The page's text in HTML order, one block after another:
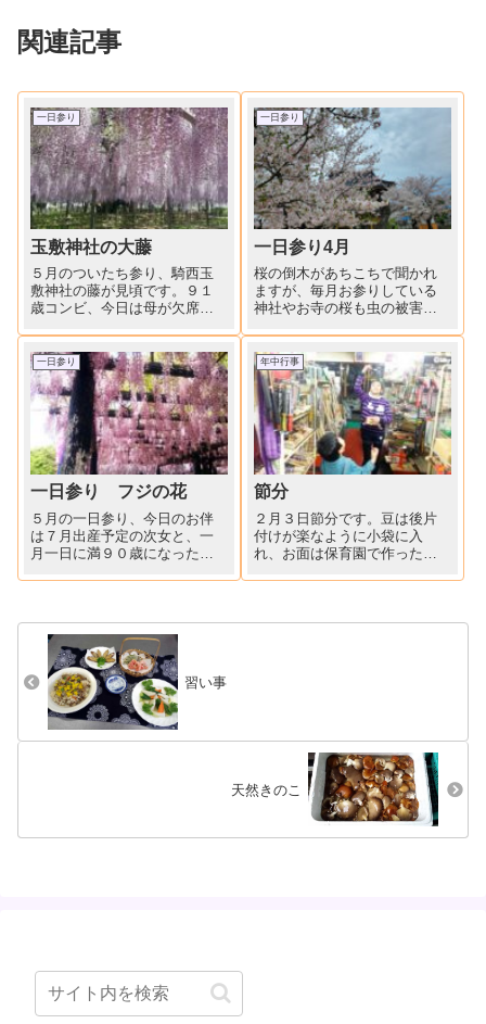
関連記事
一日参り
玉敷神社の大藤
５月のついたち参り、騎西玉
敷神社の藤が見頃です。９１
歳コンビ、今日は母が欠席で
がたや、ありがたや」真っ青
な青空に藤の紫が映えます。
「玉敷神社の大藤」樹齢４０
０年、花房は一メートル余り
にも達...
一日参り
一日参り4月
桜の倒木があちこちで聞かれ
ますが、毎月お参りしている
神社やお寺の桜も虫の被害が
いに咲いていた桜が「水きり
虫」の被害で切られていまし
た。切株の真ん中が空洞にな
っていて、「もし人が居る時
に倒れ...
一日参り
一日参り フジの花
５月の一日参り、今日のお伴
は７月出産予定の次女と、一
月一日に満９０歳になった伯
きれいに咲いています。
年中行事
節分
２月３日節分です。豆は後片
付けが楽なように小袋に入
れ、お面は保育園で作ったマ
ぶ、義母お得意の厚焼き卵」
習い事
天然きのこ